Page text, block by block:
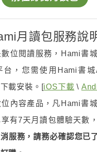
月讀包服務說
位閱讀服務，Hami書
台，您需使用Hami書
載安裝。[iOS下載 \
內容產品，凡Hami書
有7天月讀包體驗天數，
服務，請務必確認您已